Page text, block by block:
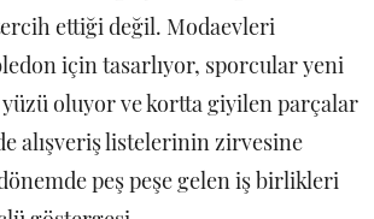
ettiği değil. Modaevleri
için tasarlıyor, sporcular yeni
oluyor ve kortta giyilen parçalar
alışveriş listelerinin zirvesine
peş peşe gelen iş birlikleri